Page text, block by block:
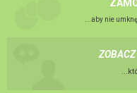
...aby nie